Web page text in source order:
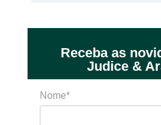
Receba as
Judice &
Nome*